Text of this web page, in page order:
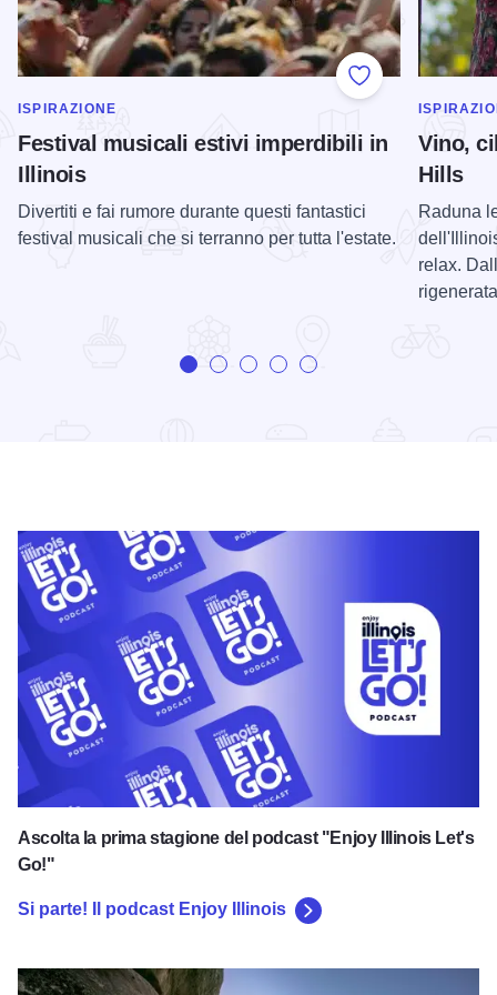
Add to Favorites
MOSTRA DI PIÙ NELLA CATEGORIA DI
ISPIRAZIONE
Festival musicali estivi imperdibili in
Illinois
Divertiti e fai rumore durante questi fantastici
festival musicali che si terranno per tutta l'estate.
MOSTRA
Vino,
Hills
Raduna
relax.
Ascolta la prima stagione del podcast "Enjoy Illinois Let's
Go!"
Si parte! Il podcast Enjoy Illinois
Si parte! Il podcast Enjoy Illinois
Scopri i grandi spazi aperti